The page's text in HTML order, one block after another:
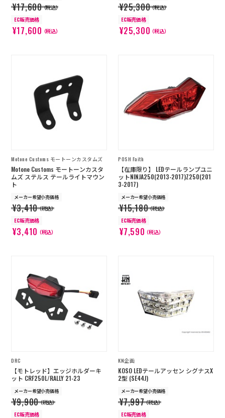
¥17,600（税込）
EC販売価格
¥17,600（税込）
¥25,300（税込）
EC販売価格
¥25,300（税込）
Motone Customs モートーンカスタムズ
Motone Customs モートーンカスタ
ムズ ステルス テールライトマウン
ト
メーカー希望小売価格
¥3,410（税込）
EC販売価格
¥3,410（税込）
POSH Faith
【在庫限り】 LEDテールランプユニ
ットNINJA250(2013-2017)Z250(201
3-2017)
メーカー希望小売価格
¥15,180（税込）
EC販売価格
¥7,590（税込）
DRC
【モトレッド】エッジホルダーキ
ット CRF250L/RALLY 21-23
メーカー希望小売価格
¥9,900（税込）
EC販売価格
KN企画
KOSO LEDテールアッセン シグナスX
2型 (SE44J)
メーカー希望小売価格
¥7,997（税込）
EC販売価格